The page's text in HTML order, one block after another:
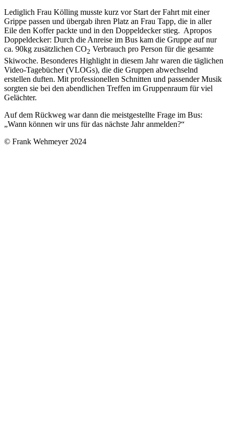
Lediglich Frau Kölling musste kurz vor Start der Fahrt mit einer
Grippe passen und übergab ihren Platz an Frau Tapp, die in aller
Eile den Koffer packte und in den Doppeldecker stieg. Apropos
Doppeldecker: Durch die Anreise im Bus kam die Gruppe auf nur
ca. 90kg zusätzlichen CO2 Verbrauch pro Person für die gesamte
Skiwoche. Besonderes Highlight in diesem Jahr waren die täglichen
Video-Tagebücher (VLOGs), die die Gruppen abwechselnd
erstellen duften. Mit professionellen Schnitten und passender Musik
sorgten sie bei den abendlichen Treffen im Gruppenraum für viel
Gelächter.
Auf dem Rückweg war dann die meistgestellte Frage im Bus:
„Wann können wir uns für das nächste Jahr anmelden?“
© Frank Wehmeyer 2024